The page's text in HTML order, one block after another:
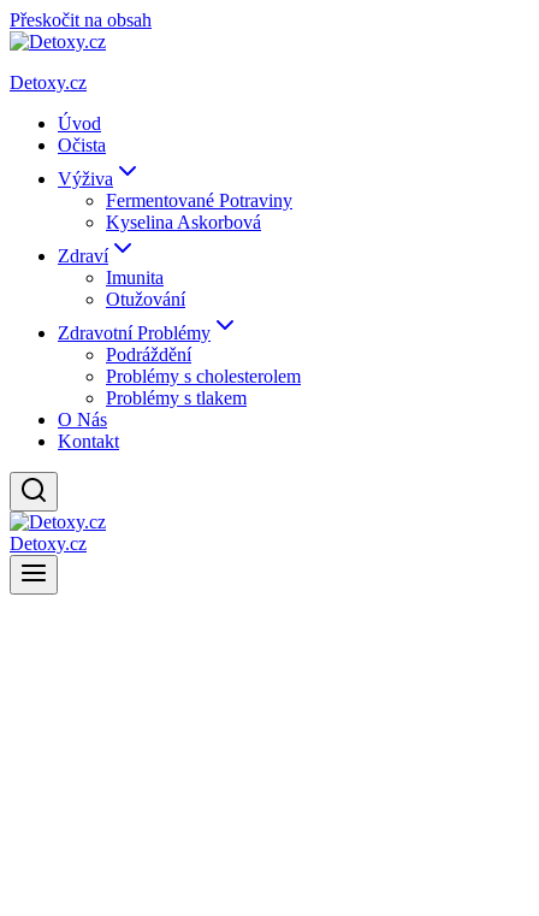
Přeskočit na obsah
Detoxy.cz
Úvod
Očista
Výživa
Fermentované Potraviny
Kyselina Askorbová
Zdraví
Imunita
Otužování
Zdravotní Problémy
Podráždění
Problémy s cholesterolem
Problémy s tlakem
O Nás
Kontakt
Detoxy.cz